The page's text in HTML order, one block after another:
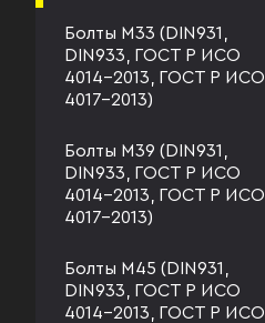
Болты М33 (DIN931,
DIN933, ГОСТ Р ИСО
4014-2013, ГОСТ Р ИСО
4017-2013)
Болты М39 (DIN931,
DIN933, ГОСТ Р ИСО
4014-2013, ГОСТ Р ИСО
4017-2013)
Болты М45 (DIN931,
DIN933, ГОСТ Р ИСО
4014-2013, ГОСТ Р ИСО
В КОРЗИНУ